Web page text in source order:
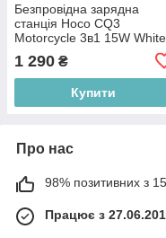
Безпровідна зарядна
станція Hoco CQ3
Motorcycle 3в1 15W White
1 290 ₴
Купити
Про нас
98% позитивних з
Працює з